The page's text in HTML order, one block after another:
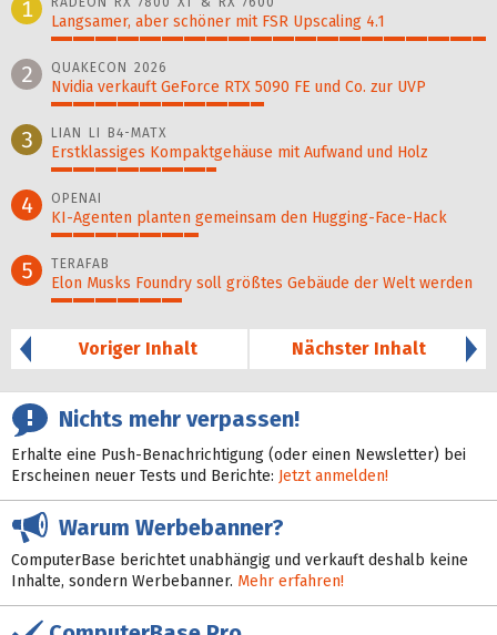
1
Langsamer, aber schöner mit FSR Upscaling 4.1
100%
2 QUAKECON 2026
Nvidia verkauft GeForce RTX 5090 FE und Co. zur UVP
49%
3 LIAN LI B4-MATX
Erstklassiges Kompaktgehäuse mit Aufwand und Holz
38%
4 OPENAI
KI-Agenten planten gemein­sam den Hugging-Face-Hack
34%
5 TERAFAB
Elon Musks Foundry soll größ­tes Gebäude der Welt werden
30%
Voriger Inhalt
Nächster Inhalt
Nichts mehr verpassen!
Erhalte eine Push-Benachrichtigung (oder einen Newsletter) bei
Erscheinen neuer Tests und Berichte: Jetzt anmelden!
Warum Werbebanner?
ComputerBase berichtet unabhängig und verkauft deshalb keine
Inhalte, sondern Werbebanner. Mehr erfahren!